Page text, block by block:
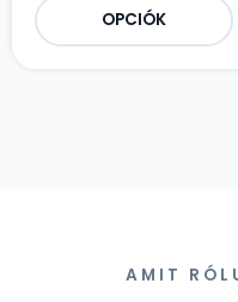
OPCIÓK
AMIT